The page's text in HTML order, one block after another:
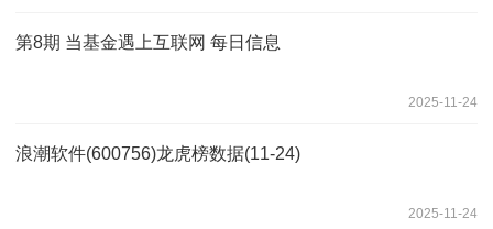
第8期 当基金遇上互联网 每日信息
2025-11-24
浪潮软件(600756)龙虎榜数据(11-24)
2025-11-24